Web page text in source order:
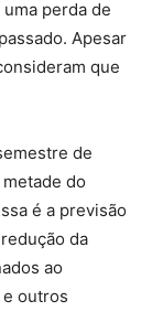
perda de
Apesar
que
de
do
é a previsão
da
ao
outros